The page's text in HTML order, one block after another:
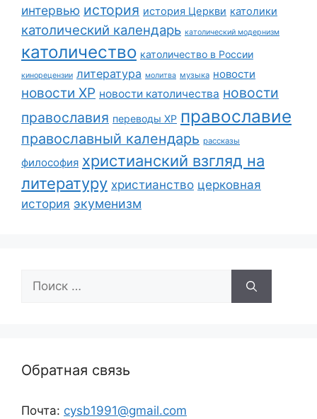
интервью история история Церкви католики
католический календарь католический модернизм
католичество католичество в России
кинорецензии литература молитва музыка новости
новости ХР новости католичества новости
православия переводы ХР православие
православный календарь рассказы
философия христианский взгляд на
литературу христианство церковная
история экуменизм
Поиск:
Обратная связь
Почта: cysb1991@gmail.com